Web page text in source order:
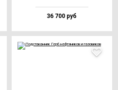
36 700 руб